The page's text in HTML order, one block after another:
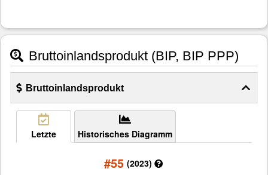
Bruttoinlandsprodukt (BIP, BIP PPP)
Bruttoinlandsprodukt
Letzte Historisches Diagramm
#55 (2023)